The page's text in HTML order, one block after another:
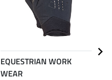
EQUESTRIAN WORK
WEAR